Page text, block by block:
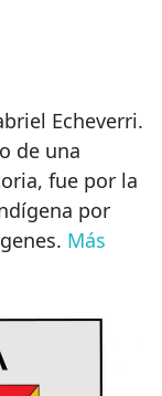
Echeverri.
de una
fue por la
por
Más